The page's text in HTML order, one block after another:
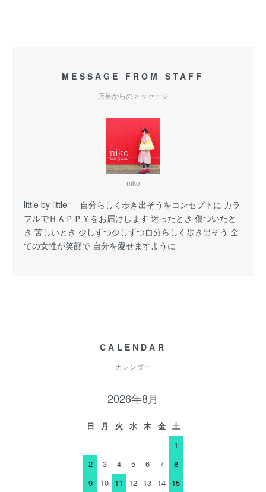
MESSAGE FROM STAFF
店長からのメッセージ
niko
little by little 自分らしく歩き出そうをコンセプトに カラ
フルでＨＡＰＰＹをお届けします 迷ったとき 傷ついたと
き 苦しいとき 少しずつ少しずつ自分らしく歩き出そう 全
ての女性が笑顔で 自分を愛せますように
CALENDAR
カレンダー
2026年8月
日 月 火 水 木 金
土
1
2
3 4 5 6 7
8
9
10 11 12 13 14 15